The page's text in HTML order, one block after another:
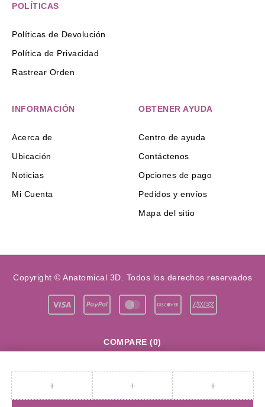
POLÍTICAS
Políticas de Devolución
Política de Privacidad
Rastrear Orden
INFORMACIÓN
Acerca de
Ubicación
Noticias
Mi Cuenta
OBTENER AYUDA
Centro de ayuda
Contáctenos
Opciones de pago
Pedidos y envíos
Mapa del sitio
Copyright © Anatomical 3D. Todos los derechos reservados
COMPARE (0)